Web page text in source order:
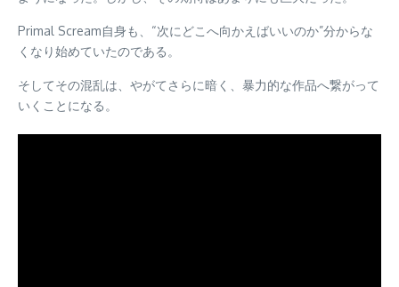
Primal Scream自身も、“次にどこへ向かえばいいのか”分からな
くなり始めていたのである。
そしてその混乱は、やがてさらに暗く、暴力的な作品へ繋がって
いくことになる。